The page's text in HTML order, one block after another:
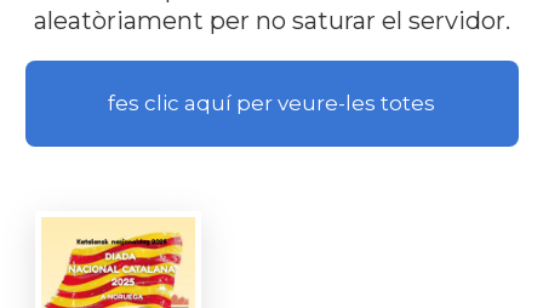
aleatòriament per no saturar el servidor.
fes clic aquí per veure-les totes